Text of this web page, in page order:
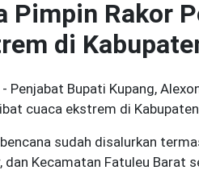
Pimpin Rakor
di
- Penjabat Bupati Kupang,
cuaca ekstrem di
sudah disalurkan
dan Kecamatan Fatuleu Barat